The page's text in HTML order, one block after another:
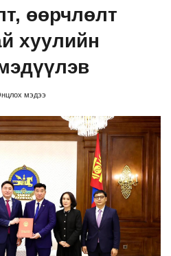
өөрчлөлт
хуулийн
мэдээ